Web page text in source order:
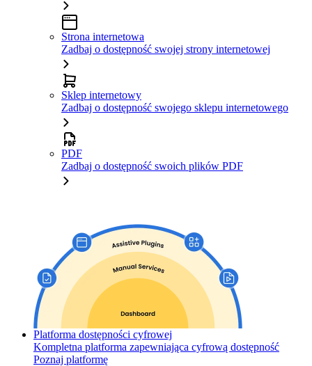
Strona internetowa
Zadbaj o dostępność swojej strony internetowej
Sklep internetowy
Zadbaj o dostępność swojego sklepu internetowego
PDF
Zadbaj o dostępność swoich plików PDF
Platforma dostępności cyfrowej
Kompletna platforma zapewniająca cyfrową dostępność
Poznaj platformę